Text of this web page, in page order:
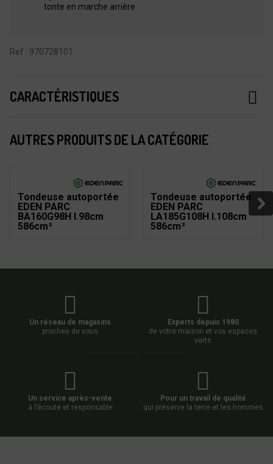
tonte en marche arrière
Ref : 970728101
CARACTÉRISTIQUES
AUTRES PRODUITS DE LA CATÉGORIE
Tondeuse autoportée
EDEN PARC
BA160G98H l.98cm
586cm³
Tondeuse autoportée
EDEN PARC
LA185G108H l.108cm
586cm³
Un réseau de magasins
proches de vous
Experts depuis 1980
de votre maison et vos espaces
verts
Un service après-vente
à l’écoute et responsable
Pour un travail de qualité
qui préserve la terre et les hommes